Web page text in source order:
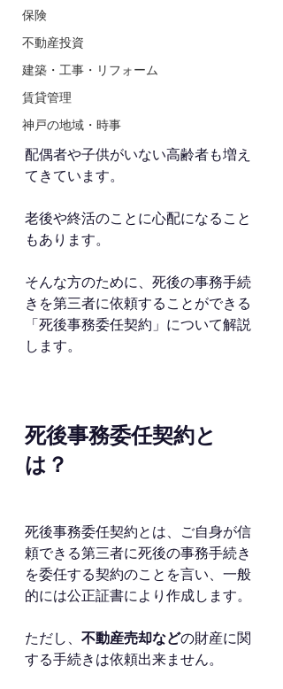
保険
不動産投資
建築・工事・リフォーム
賃貸管理
神戸の地域・時事
配偶者や子供がいない高齢者も増え
てきています。
老後や終活のことに心配になること
もあります。
そんな方のために、死後の事務手続
きを第三者に依頼することができる
「死後事務委任契約」について解説
します。
死後事務委任契約と
は？
死後事務委任契約とは、ご自身が信
頼できる第三者に死後の事務手続き
を委任する契約のことを言い、一般
的には公正証書により作成します。
ただし、 不動産売却などの財産に関
する手続きは依頼出来ません。